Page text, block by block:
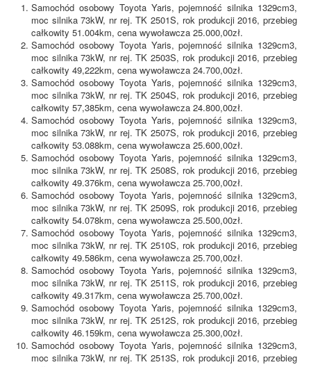
Samochód osobowy Toyota Yaris, pojemność silnika 1329cm3,
moc silnika 73kW, nr rej. TK 2501S, rok produkcji 2016, przebieg
całkowity 51.004km, cena wywoławcza 25.000,00zł.
Samochód osobowy Toyota Yaris, pojemność silnika 1329cm3,
moc silnika 73kW, nr rej. TK 2503S, rok produkcji 2016, przebieg
całkowity 49,222km, cena wywoławcza 24.700,00zł.
Samochód osobowy Toyota Yaris, pojemność silnika 1329cm3,
moc silnika 73kW, nr rej. TK 2504S, rok produkcji 2016, przebieg
całkowity 57,385km, cena wywoławcza 24.800,00zł.
Samochód osobowy Toyota Yaris, pojemność silnika 1329cm3,
moc silnika 73kW, nr rej. TK 2507S, rok produkcji 2016, przebieg
całkowity 53.088km, cena wywoławcza 25.600,00zł.
Samochód osobowy Toyota Yaris, pojemność silnika 1329cm3,
moc silnika 73kW, nr rej. TK 2508S, rok produkcji 2016, przebieg
całkowity 49.376km, cena wywoławcza 25.700,00zł.
Samochód osobowy Toyota Yaris, pojemność silnika 1329cm3,
moc silnika 73kW, nr rej. TK 2509S, rok produkcji 2016, przebieg
całkowity 54.078km, cena wywoławcza 25.500,00zł.
Samochód osobowy Toyota Yaris, pojemność silnika 1329cm3,
moc silnika 73kW, nr rej. TK 2510S, rok produkcji 2016, przebieg
całkowity 49.586km, cena wywoławcza 25.700,00zł.
Samochód osobowy Toyota Yaris, pojemność silnika 1329cm3,
moc silnika 73kW, nr rej. TK 2511S, rok produkcji 2016, przebieg
całkowity 49.317km, cena wywoławcza 25.700,00zł.
Samochód osobowy Toyota Yaris, pojemność silnika 1329cm3,
moc silnika 73kW, nr rej. TK 2512S, rok produkcji 2016, przebieg
całkowity 46.159km, cena wywoławcza 25.300,00zł.
Samochód osobowy Toyota Yaris, pojemność silnika 1329cm3,
moc silnika 73kW, nr rej. TK 2513S, rok produkcji 2016, przebieg